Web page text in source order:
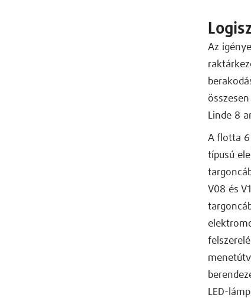
Az
Linde 8
A flotta 6
típusú
V08 és
LED-